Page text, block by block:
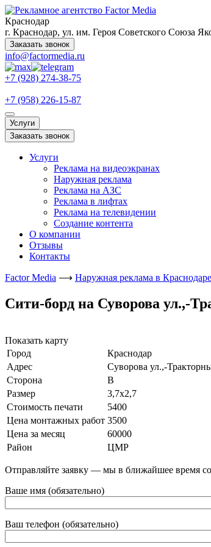
Краснодар
г. Краснодар, ул. им. Героя Советского Союза
Заказать звонок
info@factormedia.ru
+7 (928) 274-38-75
+7 (958) 226-15-87
Услуги
Заказать звонок
Услуги
Реклама на видеоэкранах
Наружная реклама
Реклама на АЗС
Реклама в лифтах
Реклама на телевидении
Создание контента
О компании
Отзывы
Контакты
Factor Media ⟶ Наружная реклама в Краснодаре
Сити-борд на Суворова ул.,-
Показать карту
Город
Краснодар
Адрес
Суворова ул.,-
Сторона
В
Размер
3,7х2,7
Стоимость печати
5400
Цена монтажных работ 3500
Цена за месяц
60000
Район
ЦМР
Отправляйте заявку — мы в ближайшее время
Ваше имя (обязательно)
Ваш телефон (обязательно)